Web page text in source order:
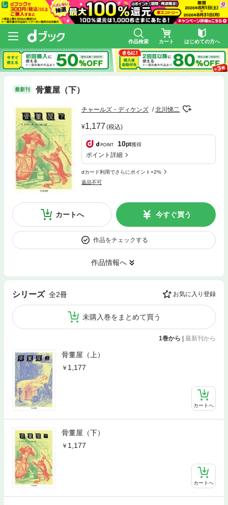
作品検索 カート はじめての方へ
最新刊 骨董屋（下）
チャールズ・ディケンズ 北川悌二
1,177 (税込)
10pt獲得
ポイント詳細
dカード利用でさらにポイント+2%
返品不可
カートへ 今すぐ買う
作品をチェックする
作品情報へ
シリーズ 全2冊 お気に入り登録
未購入巻をまとめて買う
1巻から 最新刊から
骨董屋（上）
1,177
カートへ
骨董屋（下）
1,177
カートへ